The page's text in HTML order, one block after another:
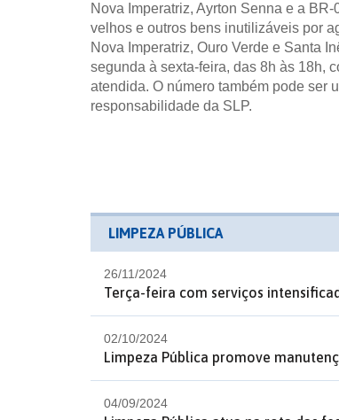
Nova Imperatriz, Ayrton Senna e a
velhos e outros bens inutilizáveis por
Nova Imperatriz, Ouro Verde e Santa
segunda à sexta-feira, das 8h às 18h,
atendida. O número também pode ser
responsabilidade da SLP.
LIMPEZA PÚBLICA
26/11/2024
Terça-feira com serviços
02/10/2024
Limpeza Pública promove
04/09/2024